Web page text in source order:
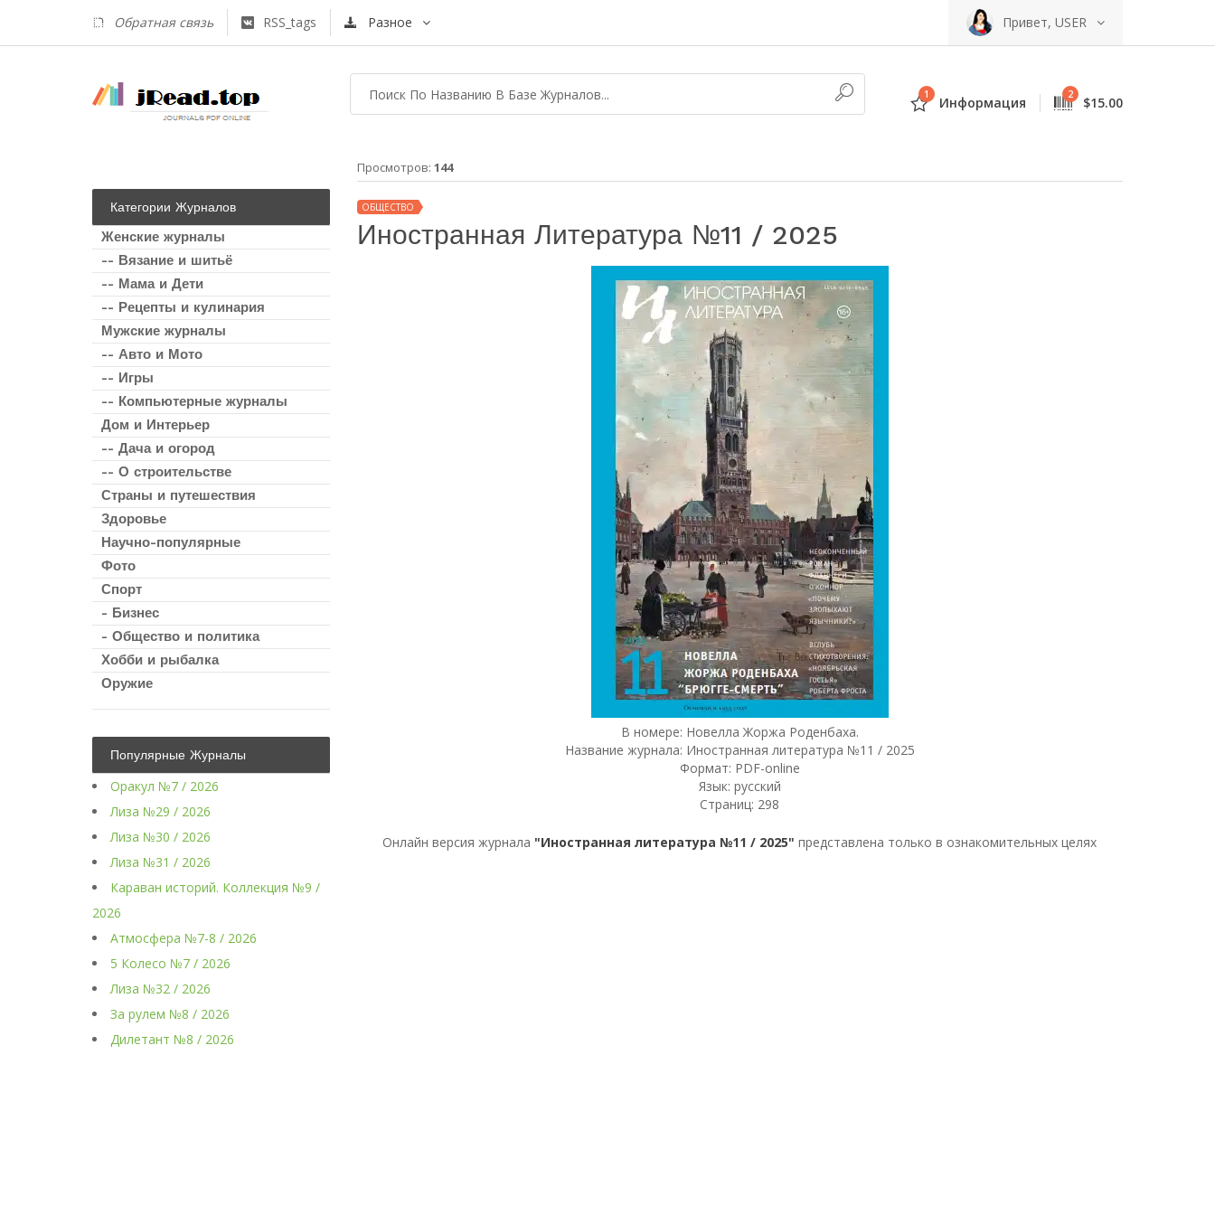
Обратная связь RSS_tags Разное Привет, USER
1 Информация 2 $15.00
Категории Журналов
Женские журналы
-- Вязание и шитьё
-- Мама и Дети
-- Рецепты и кулинария
Мужские журналы
-- Авто и Мото
-- Игры
-- Компьютерные журналы
Дом и Интерьер
-- Дача и огород
-- О строительстве
Страны и путешествия
Здоровье
Научно-популярные
Фото
Спорт
- Бизнес
- Общество и политика
Хобби и рыбалка
Оружие
Популярные Журналы
Оракул №7 / 2026
Лиза №29 / 2026
Лиза №30 / 2026
Лиза №31 / 2026
Караван историй. Коллекция №9 /
2026
Атмосфера №7-8 / 2026
5 Колесо №7 / 2026
Лиза №32 / 2026
За рулем №8 / 2026
Дилетант №8 / 2026
Просмотров: 144
ОБЩЕСТВО
Иностранная Литература №11 / 2025
В номере: Новелла Жоржа Роденбаха.
Название журнала: Иностранная литература №11 / 2025
Формат: PDF-online
Язык: русский
Страниц: 298
Онлайн версия журнала "Иностранная литература №11 / 2025" представлена только в ознакомительных целях